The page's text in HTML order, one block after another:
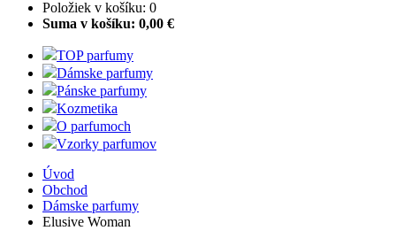
Položiek v košíku: 0
Suma v košíku: 0,00 €
TOP parfumy
Dámske parfumy
Pánske parfumy
Kozmetika
O parfumoch
Vzorky parfumov
Úvod
Obchod
Dámske parfumy
Elusive Woman